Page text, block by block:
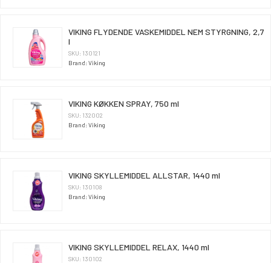
VIKING FLYDENDE VASKEMIDDEL NEM STYRGNING, 2,7
l
SKU: 130121
Brand: Viking
VIKING KØKKEN SPRAY, 750 ml
SKU: 132002
Brand: Viking
VIKING SKYLLEMIDDEL ALLSTAR, 1440 ml
SKU: 130108
Brand: Viking
VIKING SKYLLEMIDDEL RELAX, 1440 ml
SKU: 130102